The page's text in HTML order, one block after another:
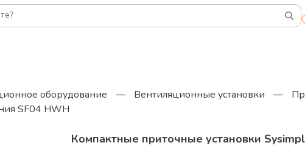
оборудование — Вентиляционные установки —
SF04 HWH
Компактные приточные установки